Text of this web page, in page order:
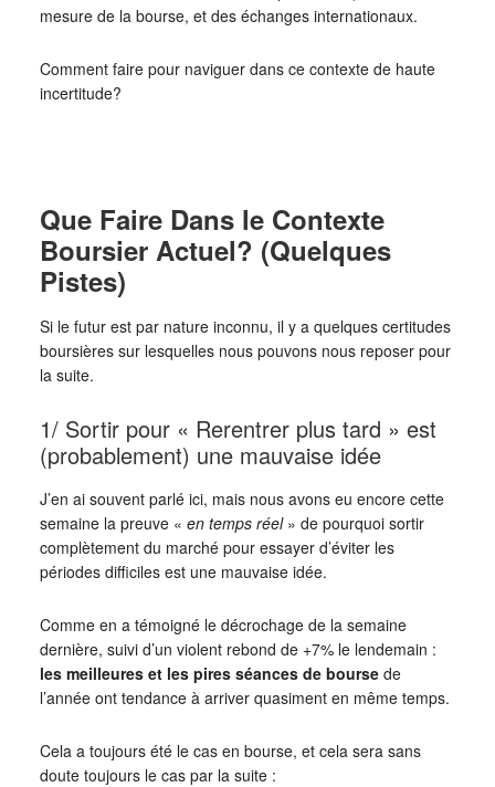
mesure de la bourse, et des échanges internationaux.
Comment faire pour naviguer dans ce contexte de haute
incertitude?
Que Faire Dans le Contexte
Boursier Actuel? (Quelques
Pistes)
Si le futur est par nature inconnu, il y a quelques certitudes
boursières sur lesquelles nous pouvons nous reposer pour
la suite.
1/ Sortir pour « Rerentrer plus tard » est
(probablement) une mauvaise idée
J’en ai souvent parlé ici, mais nous avons eu encore cette
semaine la preuve « en temps réel» de pourquoi sortir
complètement du marché pour essayer d’éviter les
périodes difficiles est une mauvaise idée.
Comme en a témoigné le décrochage de la semaine
dernière, suivi d’un violent rebond de +7% le lendemain :
les meilleures et les pires séances de bourse de
l’année ont tendance à arriver quasiment en même temps.
Cela a toujours été le cas en bourse, et cela sera sans
doute toujours le cas par la suite :